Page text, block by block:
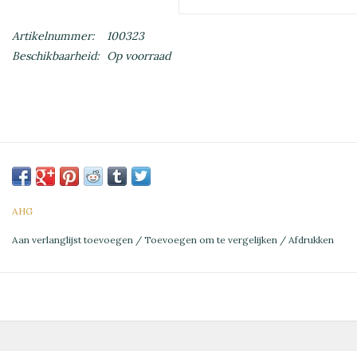
Artikelnummer:
100323
Beschikbaarheid:
Op voorraad
AHG
Aan verlanglijst toevoegen / Toevoegen om te vergelijken / Afdrukken